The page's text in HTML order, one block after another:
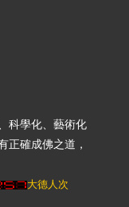
科學化、藝術化
正確成佛之道，
大德人次